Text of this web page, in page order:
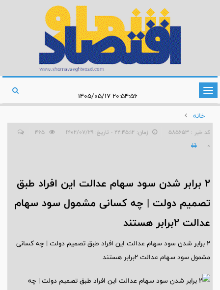
تغییر
وضعیت
ناوبری
خانه
کد خبر : 585653 زمان: ۲۲:۴۵:۱۲ - تاریخ: ۱۴۰۲/۰۷/۲۹
0
2 برابر شدن سود سهام عدالت این افراد طبق
تصمیم دولت | چه کسانی مشمول سود سهام
عدالت 2برابر هستند
2 برابر شدن سود سهام عدالت این افراد طبق تصمیم دولت | چه کسانی
مشمول سود سهام عدالت 2برابر هستند